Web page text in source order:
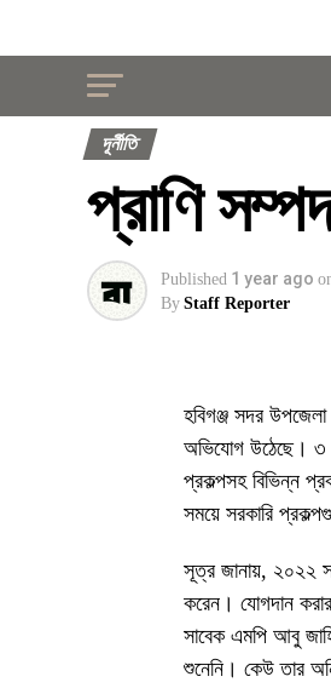
দূর্নীতি
প্রাণি
Published 1 year ago
By Staff Reporter
হবিগঞ্জ সদর উপজেলা
অভিযোগ উঠেছে। ৩
প্রকল্পসহ বিভিন্ন
সময়ে সরকারি
সূত্র জানায়, ২০২২
করেন। যোগদান
সাবেক এমপি আবু
শুনেনি। কেউ তার